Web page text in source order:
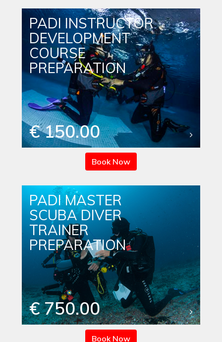
PADI INSTRUCTOR
DEVELOPMENT
COURSE
PREPARATION
€ 150.00
Book Now
PADI MASTER
SCUBA DIVER
TRAINER
PREPARATION
€ 750.00
Book Now